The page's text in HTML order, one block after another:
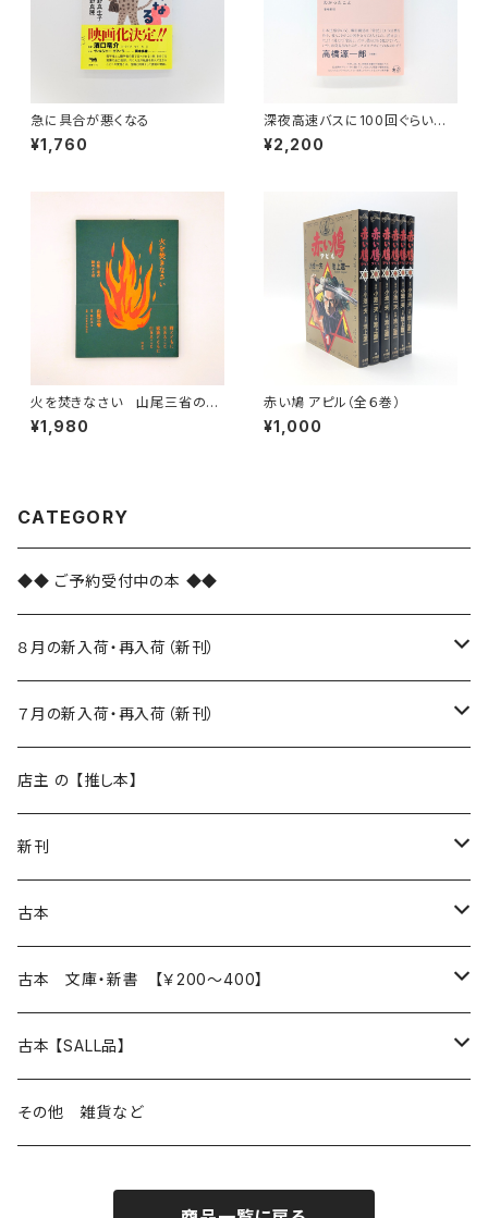
急に具合が悪くなる
¥1,760
深夜高速バスに100回ぐらい乗
ってわかったこと 増補新版
¥2,200
火を焚きなさい 山尾三省の詩
のことば
¥1,980
赤い鳩 アピル（全６巻）
¥1,000
CATEGORY
◆◆ ご予約受付中の本 ◆◆
８月の新入荷・再入荷（新刊）
新入荷
再入荷
７月の新入荷・再入荷（新刊）
新入荷
再入荷
店主 の 【推し本】
新刊
本 の あれこれ
読書のこと
本屋のこと
文芸
近代小説 エッセイ 戯曲（日本人作家）
現代小説 エッセイ 戯曲（日本人作家）
日々 の できこと
日常の 風景 群像
生き方 ライフスタイル
古本
本 の あれこれ
読書のこと
本屋のこと
日本文学
小説 エッセイ 戯曲（日本人作家）
海外文学
古本 文庫・新書 【￥200～400】
日本文学
小説 エッセイ 戯曲
海外文学
古本 【SALL品】
20％OFF
その他 雑貨など